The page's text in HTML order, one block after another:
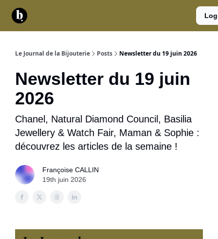
Le Journal de la Bijouterie Posts Newsletter du 19 juin 2026
Newsletter du 19 juin
2026
Chanel, Natural Diamond Council, Basilia
Jewellery & Watch Fair, Maman & Sophie :
découvrez les articles de la semaine !
Françoise CALLIN
19th juin 2026